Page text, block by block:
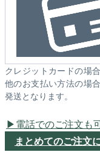
クレジットカードの場
他のお支払い方法の場
発送となります。
電話でのご注文も
まとめてのご注文